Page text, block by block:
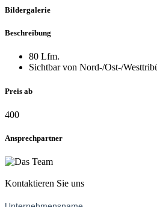
Bildergalerie
Beschreibung
80 Lfm.
Sichtbar von Nord-/Ost-/
Preis ab
400
Ansprechpartner
Kontaktieren Sie uns